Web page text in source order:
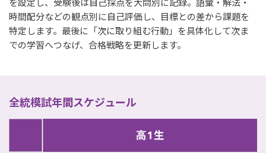
時間配分などの観点別に自己評価し、目標との差から課題を
特定します。最後に「次に取り組む行動」を具体化して次ま
での学習へつなげ、合格戦略を更新します。
全統模試年間スケジュール